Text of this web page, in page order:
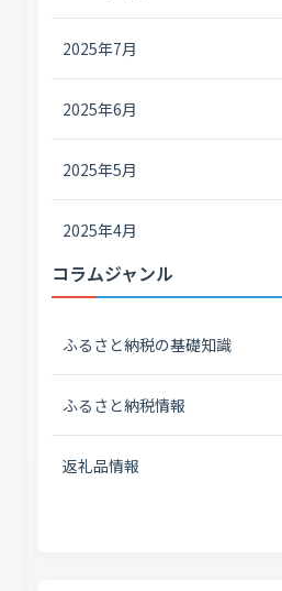
2025年7月
2025年6月
2025年5月
2025年4月
コラムジャンル
ふるさと納税の基礎知識
ふるさと納税情報
返礼品情報